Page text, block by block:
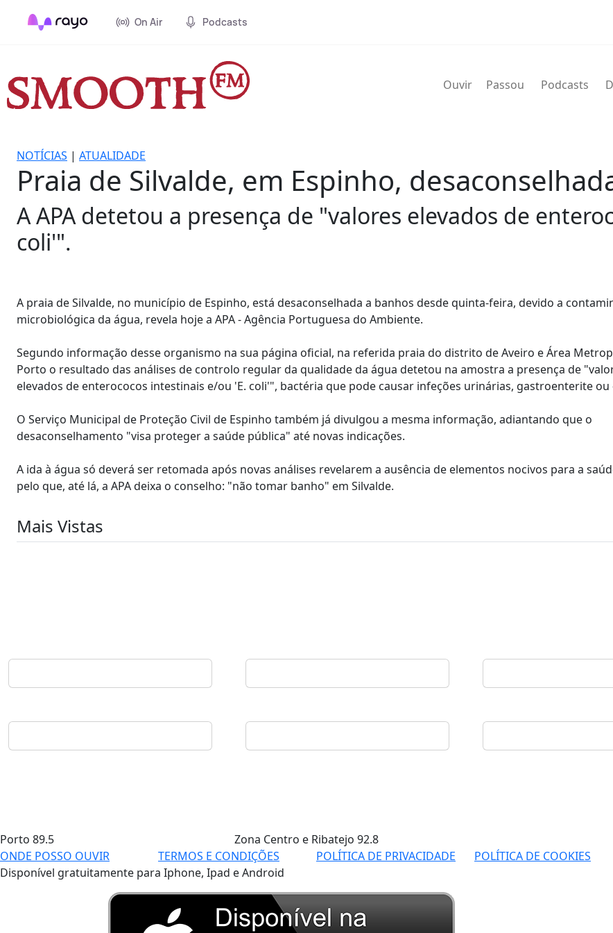
On Air Podcasts
Ouvir Passou Podcasts
NOTÍCIAS | ATUALIDADE
Praia de Silvalde, em Espinho,
A APA detetou a presença de "valores elevados de
coli'".
A praia de Silvalde, no município de Espinho, está desaconselhada a banhos desde quinta-feira, devido a
microbiológica da água, revela hoje a APA - Agência Portuguesa do Ambiente.
Segundo informação desse organismo na sua página oficial, na referida praia do distrito de Aveiro e Área
Porto o resultado das análises de controlo regular da qualidade da água detetou na amostra a presença de
elevados de enterococos intestinais e/ou 'E. coli'", bactéria que pode causar infeções urinárias, gastroenterite ou
O Serviço Municipal de Proteção Civil de Espinho também já divulgou a mesma informação, adiantando que o
desaconselhamento "visa proteger a saúde pública" até novas indicações.
A ida à água só deverá ser retomada após novas análises revelarem a ausência de elementos nocivos para a
pelo que, até lá, a APA deixa o conselho: "não tomar banho" em Silvalde.
Mais Vistas
Porto 89.5 Zona Centro e Ribatejo 92.8
ONDE POSSO OUVIR
TERMOS E CONDIÇÕES POLÍTICA DE PRIVACIDADE POLÍTICA DE COOKIES
Disponível gratuitamente para Iphone, Ipad e Android